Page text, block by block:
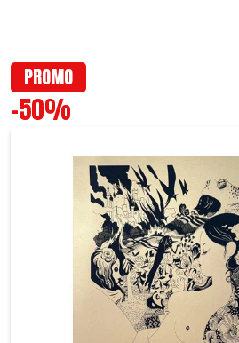
PROMO
-50%